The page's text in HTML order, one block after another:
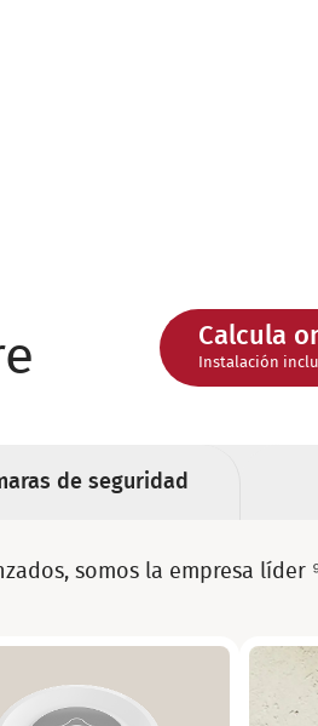
Calcula
Instalación
de seguridad
somos la empresa líder